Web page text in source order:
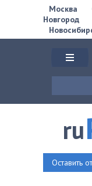
Москва
Новгород
ru
Оставить